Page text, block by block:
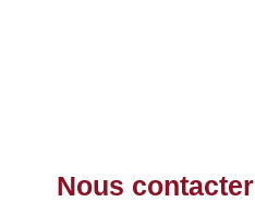
Nous contacter